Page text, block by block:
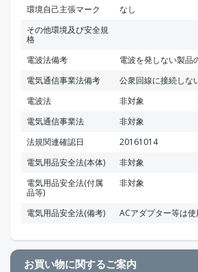
環境自己主張マーク
なし
その他環境及び安全規
格
電波法備考
電波を発しない製品
電気通信事業法備考
公衆回線に接続しな
電波法
非対象
電気通信事業法
非対象
法規関連確認日
20161014
電気用品安全法(本体)
非対象
電気用品安全法(付属
品等)
非対象
電気用品安全法(備考) ACアダプター等は使
お買い物に関するご案内